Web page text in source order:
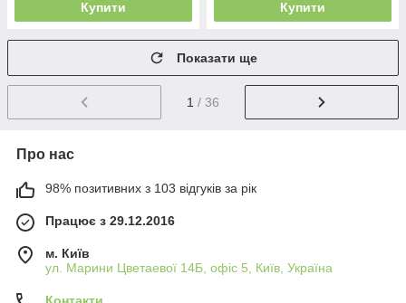
Купити Купити
Показати ще
1 / 36
Про нас
98% позитивних з 103 відгуків за рік
Працює з 29.12.2016
м. Київ
ул. Марини Цветаевої 14Б, офіс 5, Київ, Україна